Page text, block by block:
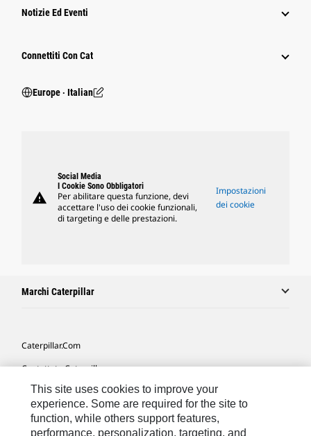
Notizie Ed Eventi
Connettiti Con Cat
Europe ‧ Italian
warning
Social Media
I Cookie Sono Obbligatori
Per abilitare questa funzione, devi
accettare l'uso dei cookie funzionali,
di targeting e delle prestazioni.
Impostazioni
dei cookie
Marchi Caterpillar
Caterpillar.com
Contattate Caterpillar
Le Mie Preferenze Di Marketing
Mappa Del Sito
This site uses cookies to improve your
experience. Some are required for the site to
function, while others support features,
performance, personalization, targeting, and